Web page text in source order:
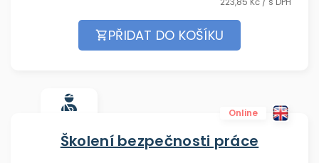
PŘIDAT DO KOŠÍKU
Online
Školení bezpečnosti práce